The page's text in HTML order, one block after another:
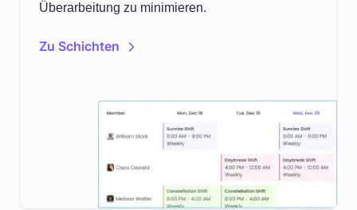
Überarbeitung zu minimieren.
Zu Schichten